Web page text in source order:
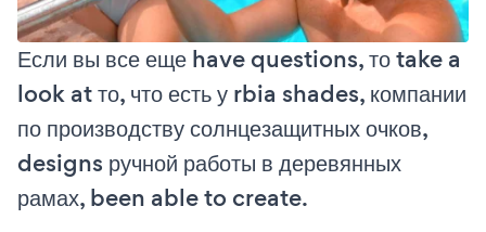
Если вы все еще have questions, то take a
look at то, что есть у rbia shades, компании
по производству солнцезащитных очков,
designs ручной работы в деревянных
рамах, been able to create.